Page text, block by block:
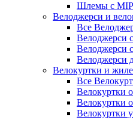
Шлемы с
Велоджерси и
Все
Велоджерси
Велоджерси
Велоджерси
Велокуртки и
Все
Велокуртки
Велокуртки
Велокуртки